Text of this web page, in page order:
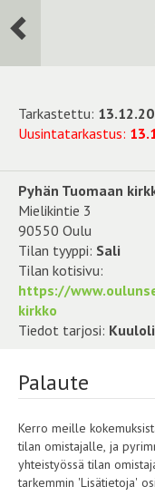
Tarkastettu:
Uusintatarkastus:
Pyhän Tuomaan
Mielikintie 3
90550 Oulu
Tilan tyyppi: Sali
Tilan kotisivu:
https://
kirkko
Tiedot tarjosi:
Palaute
Kerro meille
tilan omistajalle, ja pyrimme
yhteistyössä tilan
tarkemmin 'Lisätietoja'